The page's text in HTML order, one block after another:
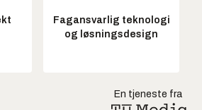
Fagansvarlig teknologi
og løsningsdesign
En tjeneste fra